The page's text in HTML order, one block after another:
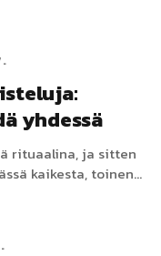
yhdessä
rituaalina, ja sitten
kaikesta, toinen
taisteluja – suurin